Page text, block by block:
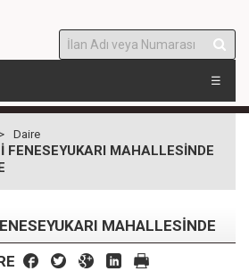
☰
Daire
FENESEYUKARI MAHALLESİNDE
MAHALLESİNDE